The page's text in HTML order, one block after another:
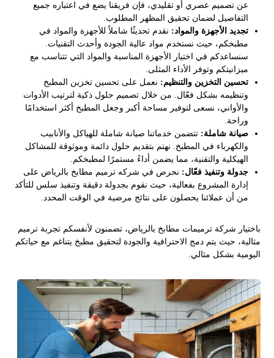
عن تصميم عصري أو تقليدي، فإن فريقنا يضع في اعتباره جميع
التفاصيل لضمان تحقيق المظهر المطلوب.
تجديد الأجهزة والمواد: نقدم تحديثًا شاملاً للأجهزة والمواد في
مطبخكم، حيث نستخدم مواد عالية الجودة وأحدث التقنيات.
سنساعدكم في اختيار الأجهزة المناسبة والمواد التي تتناسب مع
ميزانيتكم وتوفر الأداء المثلى.
تحسين التخزين والتنظيم: نعمل على تحسين تخزين المطبخ
وتنظيمه بشكل فعّال. من خلال تصميم حلول ذكية لترتيب الأدوات
والأواني، نسعى لتوفير مساحة أكبر وجعل المطبخ أكثر استخدامًا
وراحة.
صيانة شاملة: تتضمن خدماتنا صيانة شاملة للهياكل والأنابيب
والكهرباء في المطبخ. نهتم بتقديم حلول دائمة وموثوقة للمشاكل
الهيكلية والتقنية، مما يضمن أداءً مستمرًا لمطبخكم.
جدولة وتنفيذ فعّال: نحرص في شركه ترميم مطابخ بالرياض على
إدارة المشروع بفعالية، حيث نقوم بجدولة دقيقة وتنفيذ سلس للتأكد
من أن عملائنا يحصلون على نتائج مرضية في الوقت المحدد.
باختيار شركة ترميمات مطابخ بالرياض، تضمنون لأنفسكم تجربة ترميم
مثالية، حيث يتم دمج الاحترافية والجودة لتحقيق مطبخ يتناغم مع حياتكم
اليومية بشكل مثالي.